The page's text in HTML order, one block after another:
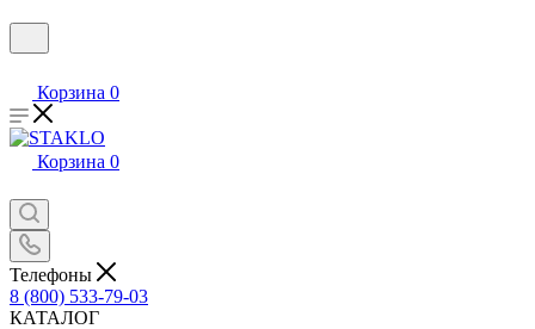
Корзина 0
Корзина 0
Телефоны
8 (800) 533-79-03
КАТАЛОГ